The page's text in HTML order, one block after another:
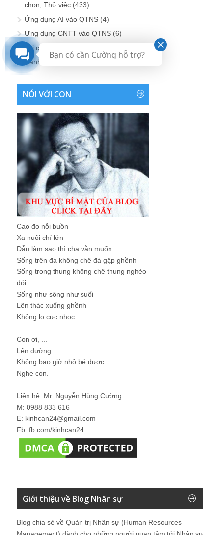
chọn, Thử việc (433)
Ứng dụng AI vào QTNS (4)
Ứng dụng CNTT vào QTNS (6)
Vui cười nhân sự
Đánh giá nhân sự
NÓI VỚI CON
Cao đo nỗi buồn
Xa nuôi chí lớn
Dẫu làm sao thì cha vẫn muốn
Sống trên đá không chê đá gập ghềnh
Sống trong thung không chê thung nghèo
đói
Sống như sông như suối
Lên thác xuống ghềnh
Không lo cực nhọc
Con ơi, ...
Lên đường
Không bao giờ nhỏ bé được
Nghe con.
Liên hệ: Mr. Nguyễn Hùng Cường
M: 0988 833 616
E: kinhcan24@gmail.com
Fb: fb.com/kinhcan24
Giới thiệu về Blog Nhân sự
Blog chia sẻ về Quản trị Nhân sự (Human Resources
Bạn có cần Cường hỗ trợ?